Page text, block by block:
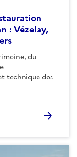
: Vézelay,
du
technique des